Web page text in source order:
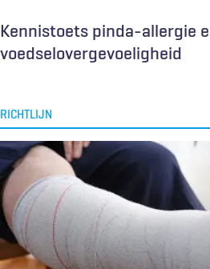
Kennistoets pinda-allergie
voedselovergevoeligheid
RICHTLIJN